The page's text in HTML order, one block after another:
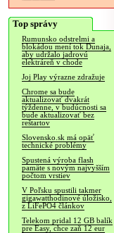
Top správy
Rumunsko odstrelmi a
blokádou mení tok Dunaja,
aby udržalo jadrovú
elektráreň v chode
Joj Play výrazne zdražuje
Chrome sa bude
aktualizovať dvakrát
týždenne, v budúcnosti sa
bude aktualizovať bez
reštartov
Slovensko.sk má opäť
technické problémy
Spustená výroba flash
pamäte s novým najvyšším
počtom vrstiev
V Poľsku spustili takmer
gigawatthodinové úložisko,
z LiFePO4 článkov
Telekom pridal 12 GB balík
pre Easy, chce zaň 12 eur